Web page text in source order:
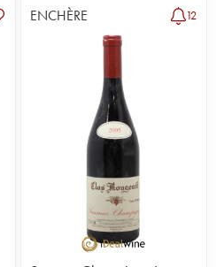
ENCHÈRE 12